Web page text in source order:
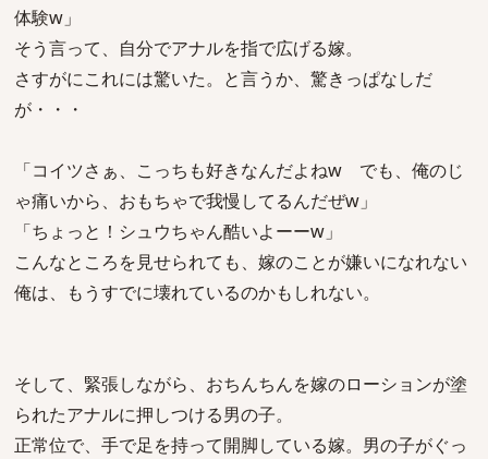
体験w」
そう言って、自分でアナルを指で広げる嫁。
さすがにこれには驚いた。と言うか、驚きっぱなしだ
が・・・
「コイツさぁ、こっちも好きなんだよねw でも、俺のじ
ゃ痛いから、おもちゃで我慢してるんだぜw」
「ちょっと！シュウちゃん酷いよーーw」
こんなところを見せられても、嫁のことが嫌いになれない
俺は、もうすでに壊れているのかもしれない。
そして、緊張しながら、おちんちんを嫁のローションが塗
られたアナルに押しつける男の子。
正常位で、手で足を持って開脚している嫁。男の子がぐっ